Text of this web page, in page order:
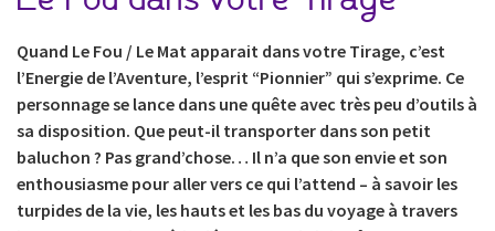
Quand Le Fou / Le Mat apparait dans votre Tirage, c’est
l’Energie de l’Aventure, l’esprit “Pionnier” qui s’exprime. Ce
personnage se lance dans une quête avec très peu d’outils à
sa disposition. Que peut-il transporter dans son petit
baluchon ? Pas grand’chose… Il n’a que son envie et son
enthousiasme pour aller vers ce qui l’attend – à savoir les
turpides de la vie, les hauts et les bas du voyage à travers